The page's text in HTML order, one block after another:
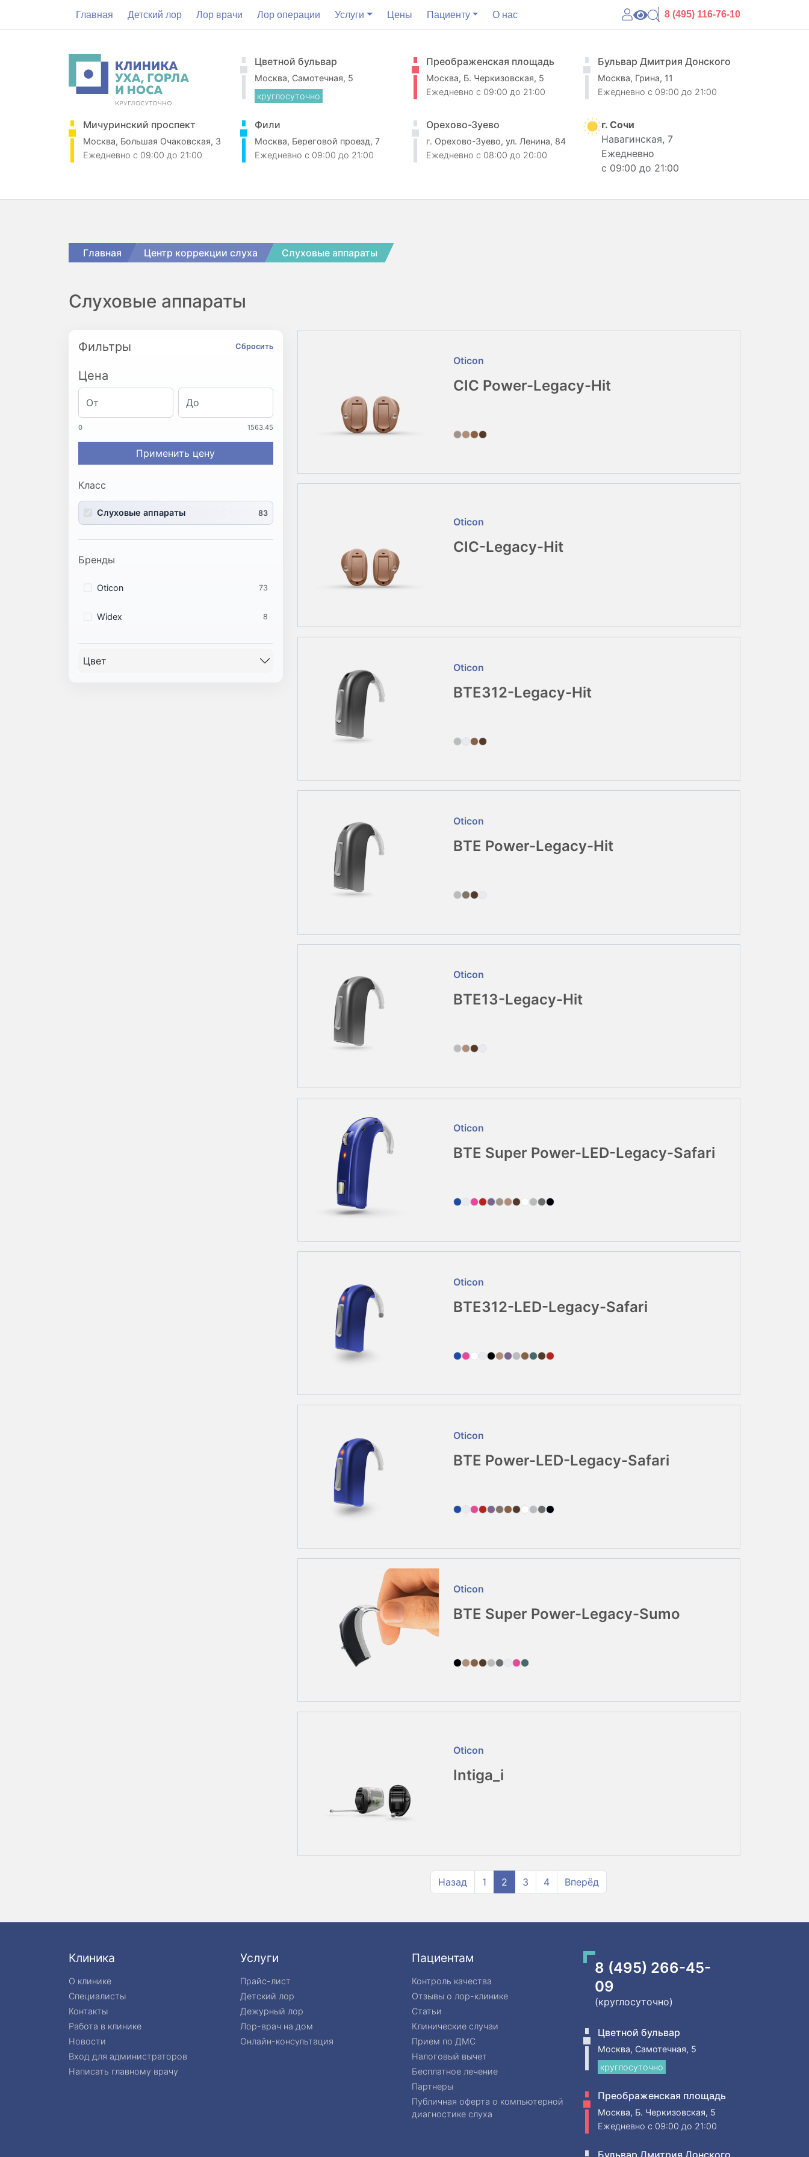
Главная Детский лор Лор врачи Лор операции Услуги Цены Пациенту О нас 8 (495) 116-76-10
Цветной бульвар
Москва, Самотечная, 5
круглосуточно
Преображенская площадь
Москва, Б. Черкизовская, 5
Ежедневно c 09:00 до 21:00
Бульвар Дмитрия Донского
Москва, Грина, 11
Ежедневно c 09:00 до 21:00
Мичуринский проспект
Москва, Большая Очаковская, 3
Ежедневно c 09:00 до 21:00
Фили
Москва, Береговой проезд, 7
Ежедневно c 09:00 до 21:00
Орехово-Зуево
г. Орехово-Зуево, ул. Ленина, 84
Ежедневно c 08:00 до 20:00
г. Сочи
Навагинская, 7
Ежедневно
с 09:00 до 21:00
Главная Центр коррекции слуха Слуховые аппараты
Слуховые аппараты
Фильтры Сбросить
Цена
0 1563.45
Применить цену
Класс
Слуховые аппараты 83
Бренды
Oticon 73
Widex 8
Цвет
Oticon
CIC Power-Legacy-Hit
Oticon
CIC-Legacy-Hit
Oticon
BTE312-Legacy-Hit
Oticon
BTE Power-Legacy-Hit
Oticon
BTE13-Legacy-Hit
Oticon
BTE Super Power-LED-Legacy-Safari
Oticon
BTE312-LED-Legacy-Safari
Oticon
BTE Power-LED-Legacy-Safari
Oticon
BTE Super Power-Legacy-Sumo
Oticon
Intiga_i
Назад 1 2 3 4 Вперёд
Клиника
О клинике
Специалисты
Контакты
Работа в клинике
Новости
Вход для администраторов
Написать главному врачу
Услуги
Прайс-лист
Детский лор
Дежурный лор
Лор-врач на дом
Онлайн-консультация
Пациентам
Контроль качества
Отзывы о лор-клинике
Статьи
Клинические случаи
Прием по ДМС
Налоговый вычет
Бесплатное лечение
Партнеры
Публичная оферта о компьютерной
диагностике слуха
8 (495) 266-45-
09
(круглосуточно)
Цветной бульвар
Москва, Самотечная, 5
круглосуточно
Преображенская площадь
Москва, Б. Черкизовская, 5
Ежедневно c 09:00 до 21:00